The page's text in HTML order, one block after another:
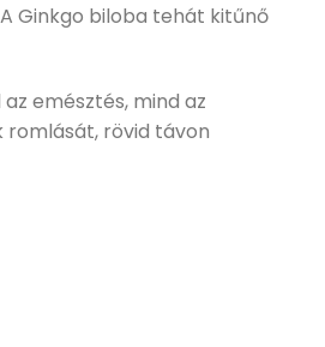
Ginkgo biloba tehát kitűnő
emésztés, mind az
romlását, rövid távon